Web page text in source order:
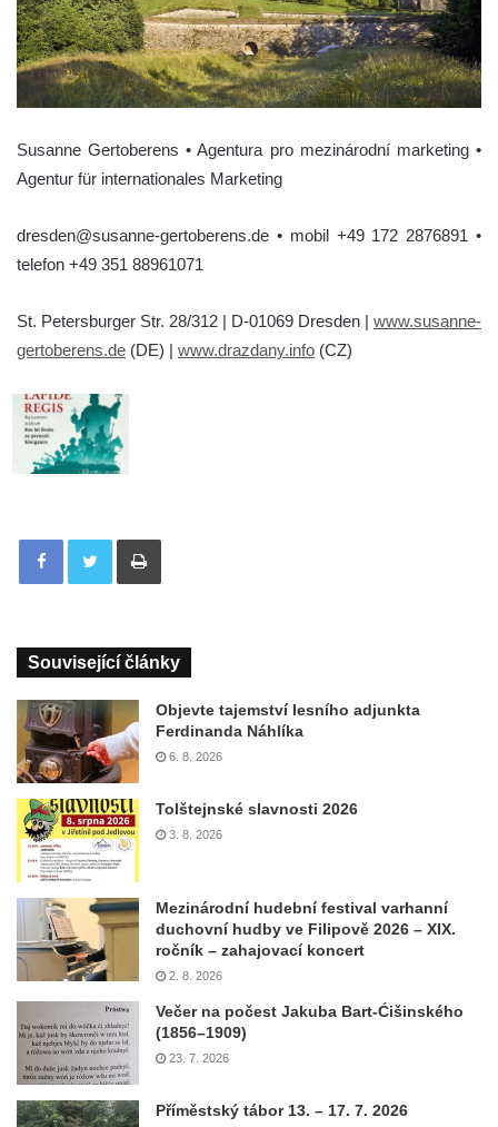
Susanne Gertoberens • Agentura pro mezinárodní marketing •
Agentur für internationales Marketing
dresden@susanne-gertoberens.de • mobil +49 172 2876891 •
telefon +49 351 88961071
St. Petersburger Str. 28/312 | D-01069 Dresden | www.susanne-
gertoberens.de (DE) | www.drazdany.info (CZ)
Tisknout
Související články
Objevte tajemství lesního adjunkta
Ferdinanda Náhlíka
6. 8. 2026
Tolštejnské slavnosti 2026
3. 8. 2026
Mezinárodní hudební festival varhanní
duchovní hudby ve Filipově 2026 – XIX.
ročník – zahajovací koncert
2. 8. 2026
Večer na počest Jakuba Bart-Ćišinského
(1856–1909)
23. 7. 2026
Příměstský tábor 13. – 17. 7. 2026